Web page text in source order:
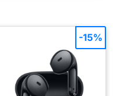
-15%